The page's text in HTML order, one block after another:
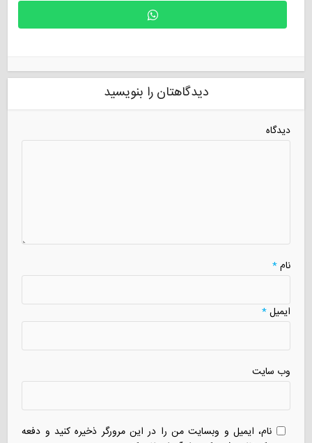
دیدگاهتان را بنویسید
دیدگاه
نام*
ایمیل*
وب سایت
نام، ایمیل و وبسایت من را در این مرورگر ذخیره کنید و دفعه